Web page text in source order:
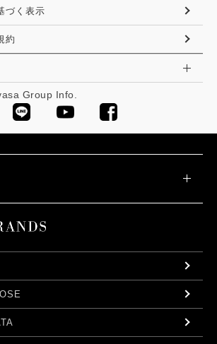
づく表示
約
Group Info.